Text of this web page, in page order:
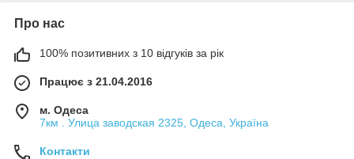
Про нас
100% позитивних з 10 відгуків за рік
Працює з 21.04.2016
м. Одеса
7км . Улица заводская 2325, Одеса, Україна
Контакти